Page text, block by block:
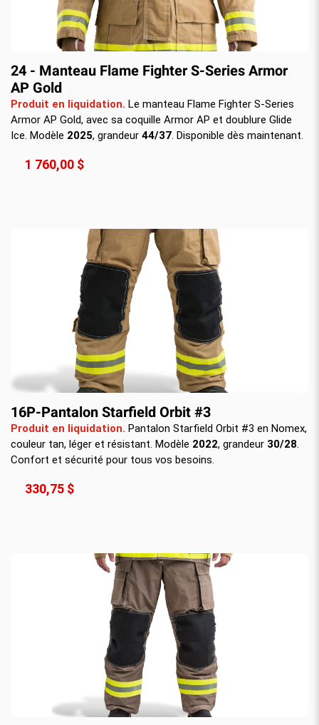
24 - Manteau Flame Fighter S-Series Armor
AP Gold
Produit en liquidation. Le manteau Flame Fighter S-Series
Armor AP Gold, avec sa coquille Armor AP et doublure Glide
Ice. Modèle 2025, grandeur 44/37. Disponible dès maintenant.
1 760,00 $
16P-Pantalon Starfield Orbit #3
Produit en liquidation. Pantalon Starfield Orbit #3 en Nomex,
couleur tan, léger et résistant. Modèle 2022, grandeur 30/28.
Confort et sécurité pour tous vos besoins.
330,75 $